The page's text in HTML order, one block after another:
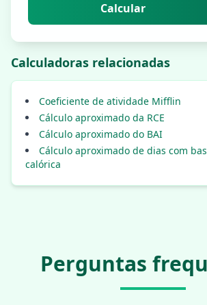
Calcular
Calculadoras relacionadas
Coeficiente de atividade Mifflin
Cálculo aproximado da RCE
Cálculo aproximado do BAI
Cálculo aproximado de dias com
calórica
Perguntas